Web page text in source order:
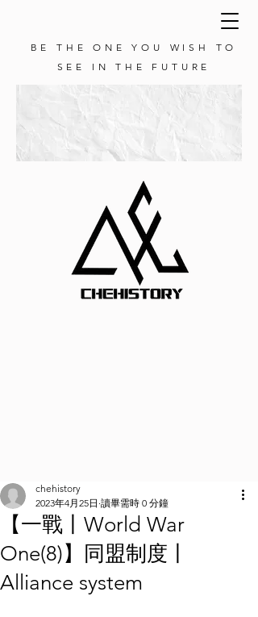
BE THE ONE YOU WISH TO
SEE IN THE FUTURE
【一戰丨World War
One(8)】同盟制度丨
Alliance system
chehistory
2023年4月25日 讀畢需時 0 分鐘